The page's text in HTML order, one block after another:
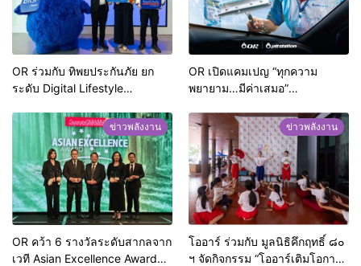
OR ร่วมกับ ทิพยประกันภัย ยก
ระดับ Digital Lifestyle
‘blueplus+’ เปิดตัว
‘TIPSNACK’ ประกัน
ภัย Subscription รายเดือน
OR เปิดแคมเปญ “ทุกความ
พยายาม…มีค่าเสมอ”
เติมพลังให้คนรุ่นใหม่
ข่าวพลังงาน
OR คว้า 6 รางวัลระดับสากลจาก
เวที Asian Excellence Award
ข่าวพลังงาน
โออาร์ ร่วมกับ มูลนิธิคึกฤทธิ์ ๘๐
ฯ จัดกิจกรรม “โออาร์เติมโอกาส